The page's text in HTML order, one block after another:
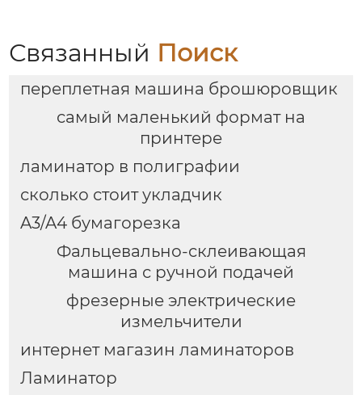
Связанный Поиск
переплетная машина брошюровщик
самый маленький формат на
принтере
ламинатор в полиграфии
сколько стоит укладчик
A3/A4 бумагорезка
Фальцевально-склеивающая
машина с ручной подачей
фрезерные электрические
измельчители
интернет магазин ламинаторов
Ламинатор